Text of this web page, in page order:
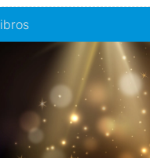
Haz realidad tu
Comprar